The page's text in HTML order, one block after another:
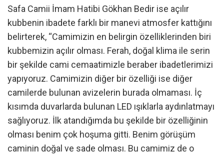
Safa Camii İmam Hatibi Gökhan Bedir ise açılır
kubbenin ibadete farklı bir manevi atmosfer kattığını
belirterek, “Camimizin en belirgin özelliklerinden biri
kubbemizin açılır olması. Ferah, doğal klima ile serin
bir şekilde cami cemaatimizle beraber ibadetlerimizi
yapıyoruz. Camimizin diğer bir özelliği ise diğer
camilerde bulunan avizelerin burada olmaması. İç
kısımda duvarlarda bulunan LED ışıklarla aydınlatmayı
sağlıyoruz. İlk atandığımda bu şekilde bir özelliğinin
olması benim çok hoşuma gitti. Benim görüşüm
caminin doğal ve sade olması. Bu camimiz de o